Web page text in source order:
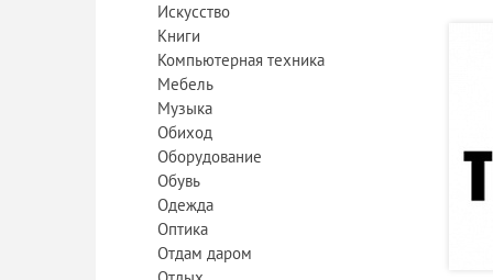
Искусство
Книги
Компьютерная техника
Мебель
Музыка
Обиход
Оборудование
Обувь
Одежда
Оптика
Отдам даром